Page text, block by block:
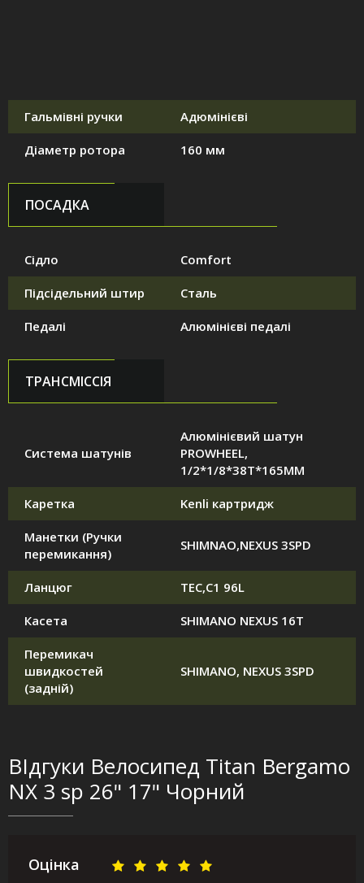
Гальмівні ручки Адюмінієві
Діаметр ротора 160 мм
ПОСАДКА
Сідло Comfort
Підсідельний штир Сталь
Педалі Алюмінієві педалі
ТРАНСМІССІЯ
Система шатунів
Алюмінієвий шатун
PROWHEEL,
1/2*1/8*38T*165MM
Каретка Kenli картридж
Манетки (Ручки
перемикання)
SHIMNAO,NEXUS 3SPD
Ланцюг TEC,C1 96L
Касета SHIMANO NEXUS 16T
Перемикач
швидкостей
(задній)
SHIMANO, NEXUS 3SPD
ВІдгуки Велосипед Titan Bergamo
NX 3 sp 26" 17" Чорний
Оцінка